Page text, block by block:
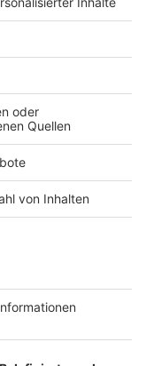
lädt uns
sofort versorgt
zum
Nelson nimmt
in die
ein. Der
euch, die
und kein
der
genießen
esInfos zu den